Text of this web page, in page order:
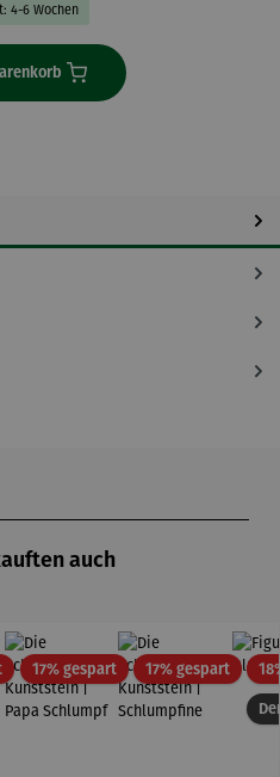
4-6 Wochen
auch
Rabatt17% gespartRabatt17% gespartRabatt